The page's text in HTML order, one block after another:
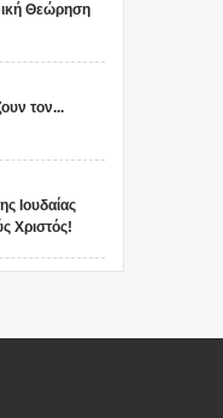
Θεώρηση
τον...
Ιουδαίας
Χριστός!